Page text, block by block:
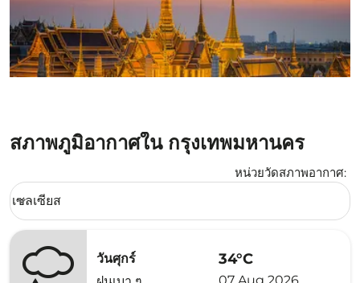
สภาพภูมิอากาศใน กรุงเทพมหานคร
หน่วยวัดสภาพอากาศ:
Weather unit option เซลเซียส Selected
เซลเซียส
keyboard_arrow_down
วันศุกร์
34°C
07 Aug 2026